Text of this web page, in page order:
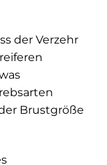
der Verzehr
Brustgröße